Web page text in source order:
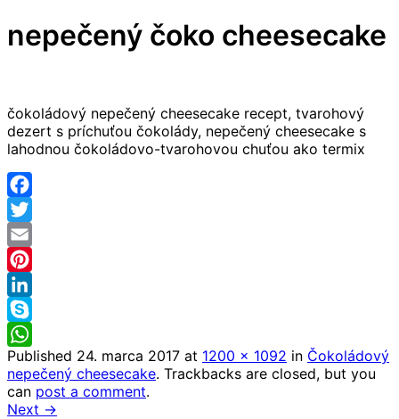
nepečený čoko cheesecake
čokoládový nepečený cheesecake recept, tvarohový
dezert s príchuťou čokolády, nepečený cheesecake s
lahodnou čokoládovo-tvarohovou chuťou ako termix
Facebook
Twitter
Email
Pinterest
LinkedIn
Skype
WhatsApp
Published 24. marca 2017 at 1200 × 1092 in Čokoládový
nepečený cheesecake. Trackbacks are closed, but you
can post a comment.
Next →